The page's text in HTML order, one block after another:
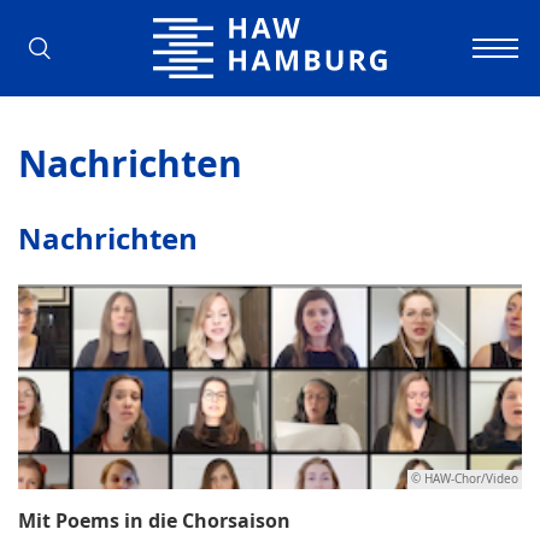
Hochschule für Angewandte
Nachrichten
Nachrichten
© HAW-Chor/Video
Mit Poems in die Chorsaison